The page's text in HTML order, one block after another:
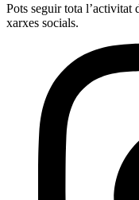
Pots seguir tota l’activitat
xarxes socials.